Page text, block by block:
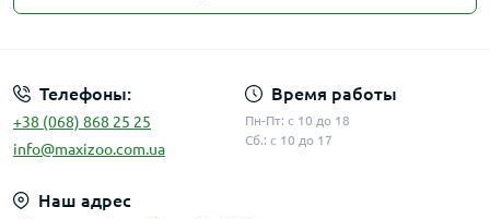
Телефоны:
+38 (068) 868 25 25
info@maxizoo.com.ua
Время работы
Пн-Пт: с 10 до 18
Сб.: с 10 до 17
Наш адрес